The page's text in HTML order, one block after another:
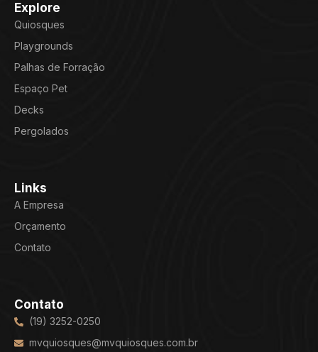
Explore
Quiosques
Playgrounds
Palhas de Forração
Espaço Pet
Decks
Pergolados
Links
A Empresa
Orçamento
Contato
Contato
(19) 3252-0250
mvquiosques@mvquiosques.com.br